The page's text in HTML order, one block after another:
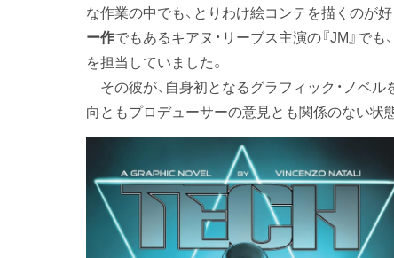
な作業の中でも、とりわけ絵コンテを描くのが
ー作でもあるキアヌ・リーブス主演の『JM』で
を担当していました。
その彼が、自身初となるグラフィック・ノベ
向ともプロデューサーの意見とも関係のない状